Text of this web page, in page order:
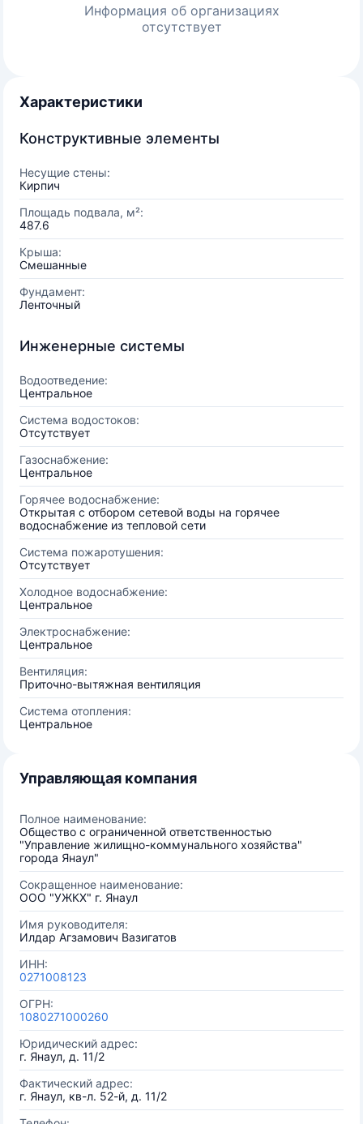
Информация об организациях
отсутствует
Характеристики
Конструктивные элементы
Несущие стены:
Кирпич
Площадь подвала, м²:
487.6
Крыша:
Смешанные
Фундамент:
Ленточный
Инженерные системы
Водоотведение:
Центральное
Система водостоков:
Отсутствует
Газоснабжение:
Центральное
Горячее водоснабжение:
Открытая с отбором сетевой воды на горячее
водоснабжение из тепловой сети
Система пожаротушения:
Отсутствует
Холодное водоснабжение:
Центральное
Электроснабжение:
Центральное
Вентиляция:
Приточно-вытяжная вентиляция
Система отопления:
Центральное
Управляющая компания
Полное наименование:
Общество с ограниченной ответственностью
"Управление жилищно-коммунального хозяйства"
города Янаул"
Сокращенное наименование:
ООО "УЖКХ" г. Янаул
Имя руководителя:
Илдар Агзамович Вазигатов
ИНН:
0271008123
ОГРН:
1080271000260
Юридический адрес:
г. Янаул, д. 11/2
Фактический адрес:
г. Янаул, кв-л. 52-й, д. 11/2